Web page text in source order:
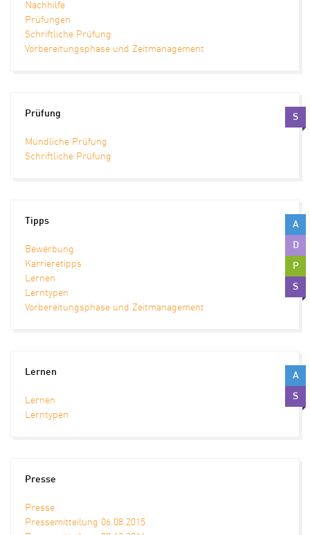
Nachhilfe
Prüfungen
Schriftliche Prüfung
Vorbereitungsphase und Zeitmanagement
S
Prüfung
Mündliche Prüfung
Schriftliche Prüfung
A
D
P
S
Tipps
Bewerbung
Karrieretipps
Lernen
Lerntypen
Vorbereitungsphase und Zeitmanagement
A
S
Lernen
Lernen
Lerntypen
Presse
Presse
Pressemitteilung 06.08.2015